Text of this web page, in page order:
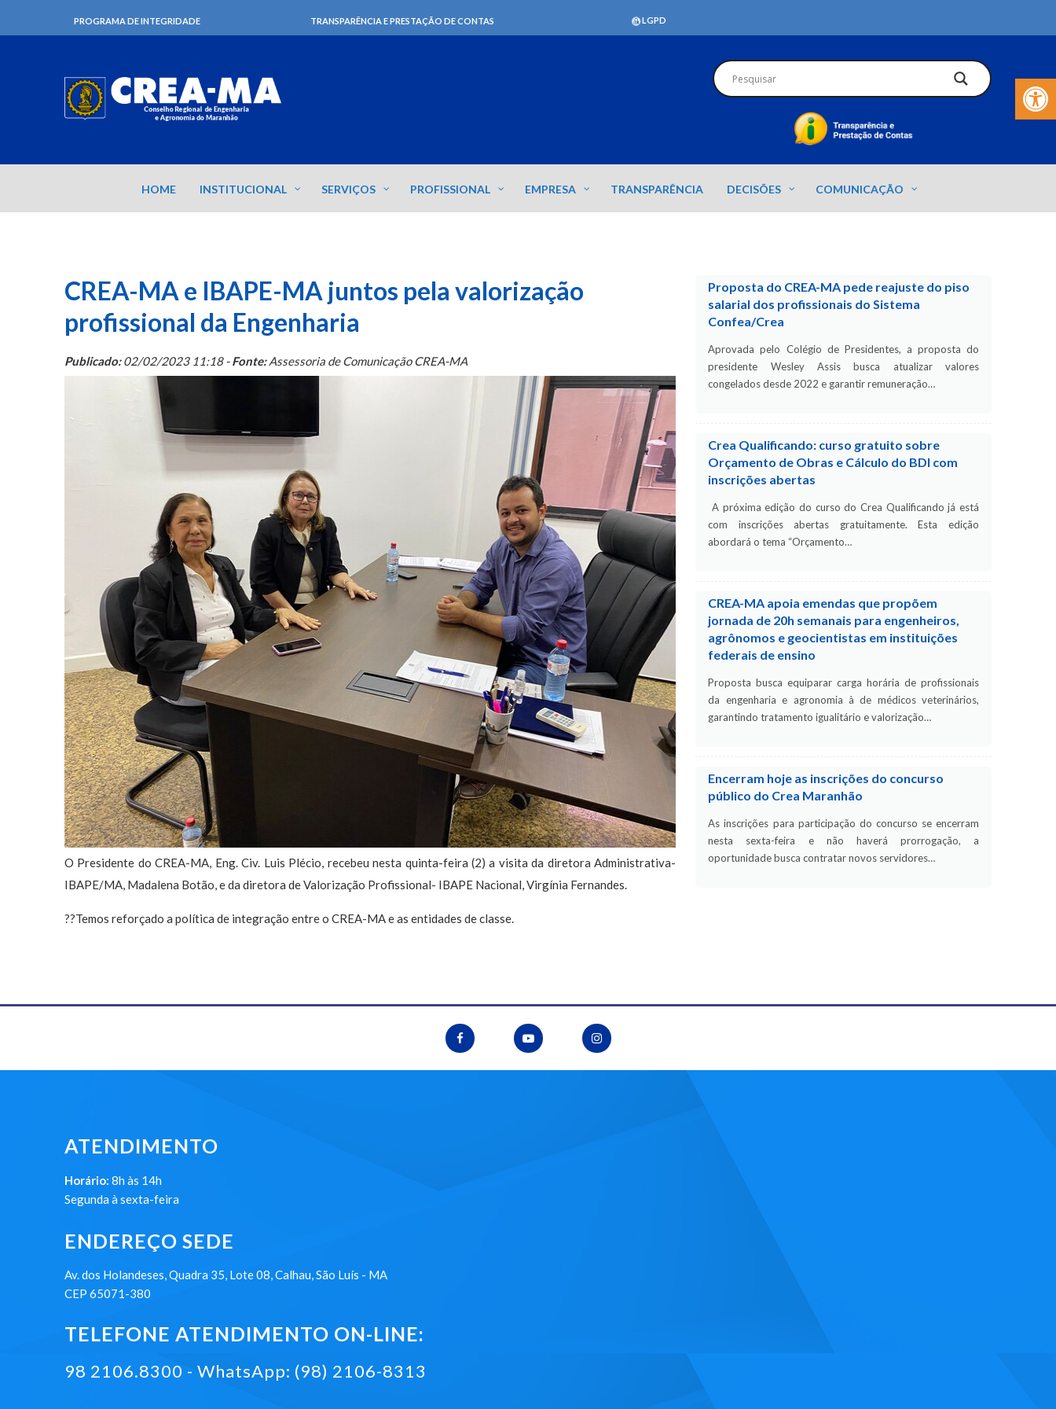
Barra de
PROGRAMA DE INTEGRIDADE TRANSPARÊNCIA E PRESTAÇÃO DE CONTAS LGPD
HOME INSTITUCIONAL SERVIÇOS PROFISSIONAL EMPRESA TRANSPARÊNCIA DECISÕES COMUNICAÇÃO
CREA-MA e IBAPE-MA juntos pela valorização
profissional da Engenharia
Publicado:02/02/2023 11:18 -Fonte:Assessoria de Comunicação CREA-MA
O Presidente do CREA-MA, Eng. Civ. Luis Plécio, recebeu nesta quinta-feira (2) a visita da diretora Administrativa-
IBAPE/MA, Madalena Botão, e da diretora de Valorização Profissional- IBAPE Nacional, Virgínia Fernandes.
??Temos reforçado a política de integração entre o CREA-MA e as entidades de classe.
Proposta do CREA-MA pede reajuste do piso
salarial dos profissionais do Sistema
Confea/Crea
Aprovada pelo Colégio de Presidentes, a proposta do
presidente Wesley Assis busca atualizar valores
congelados desde 2022 e garantir remuneração…
Crea Qualificando: curso gratuito sobre
Orçamento de Obras e Cálculo do BDI com
inscrições abertas
A próxima edição do curso do Crea Qualificando já está
com inscrições abertas gratuitamente. Esta edição
abordará o tema “Orçamento…
CREA-MA apoia emendas que propõem
jornada de 20h semanais para engenheiros,
agrônomos e geocientistas em instituições
federais de ensino
Proposta busca equiparar carga horária de profissionais
da engenharia e agronomia à de médicos veterinários,
garantindo tratamento igualitário e valorização…
Encerram hoje as inscrições do concurso
público do Crea Maranhão
As inscrições para participação do concurso se encerram
nesta sexta-feira e não haverá prorrogação, a
oportunidade busca contratar novos servidores…
ATENDIMENTO
Horário: 8h às 14h
Segunda à sexta-feira
ENDEREÇO SEDE
Av. dos Holandeses, Quadra 35, Lote 08, Calhau, São Luís - MA
CEP 65071-380
TELEFONE ATENDIMENTO ON-LINE:
98 2106.8300 - WhatsApp: (98) 2106-8313